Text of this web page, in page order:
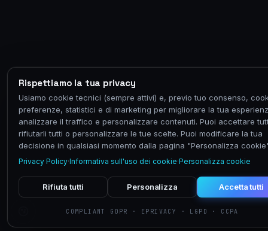
Rispettiamo la tua privacy
Usiamo cookie tecnici (sempre attivi) e, previo tuo consenso,
preferenze, statistici e di marketing per migliorare la tua
analizzare il traffico e personalizzare contenuti. Puoi accettare
rifiutarli tutti o personalizzare le tue scelte. Puoi modificare la tua
decisione in qualsiasi momento dalla pagina "Personalizza
Privacy Policy·Informativa sull'uso dei cookie·Personalizza cookie
Rifiuta tutti Personalizza Accetta tutti
COMPLIANT GDPR · EPRIVACY · LGPD · CCPA